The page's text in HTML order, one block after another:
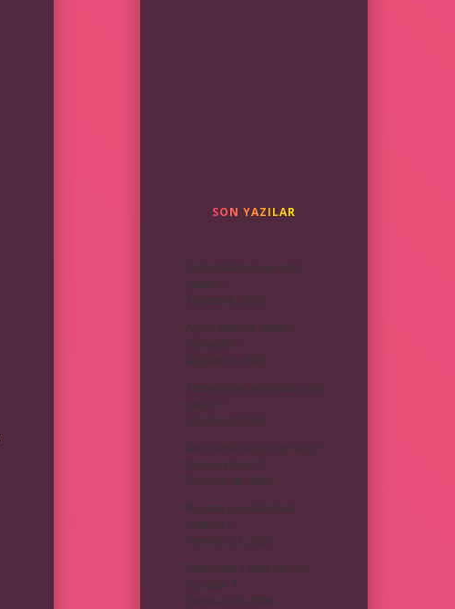
SON YAZILAR
Evde besamel sos nasıl
yapılır ?
Ağustos 6, 2026
Ayrılık acısı ne zaman
hafifletilir ?
Ağustos 5, 2026
Arabaya kaç kere pasta cila
yapılır ?
Ağustos 4, 2026
Altın kahve saç rengi hangi
tenlere yakışır ?
Temmuz 30, 2026
Rüyada ayı saldırması
Diyanet ?
Temmuz 27, 2026
Ergenlikte 1 yılda kaç cm
boy uzar ?
Temmuz 25, 2026